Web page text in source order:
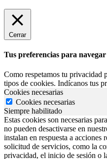
Cerrar
Tus preferencias para
Como respetamos tu privacidad
tipos de cookies. Indícanos tus
Cookies necesarias
Cookies necesarias
Siempre habilitado
Estas cookies son necesarias
no pueden desactivarse en
instalan en respuesta a acciones
solicitud de servicios, como la
privacidad, el inicio de sesión o